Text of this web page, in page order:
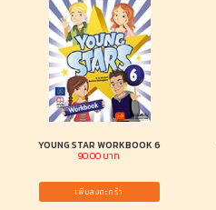
YOUNG STAR WORKBOOK 6
90.00 บาท
เพิ่มลงตะกร้า